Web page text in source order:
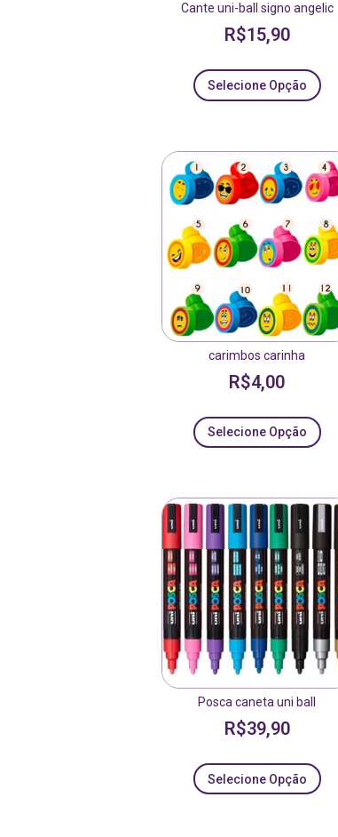
Cante uni-ball signo angelic
R$15,90
Selecione Opção
carimbos carinha
R$4,00
Selecione Opção
Posca caneta uni ball
R$39,90
Selecione Opção